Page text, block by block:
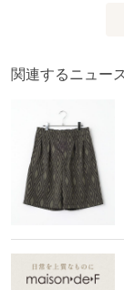
関連するニュース